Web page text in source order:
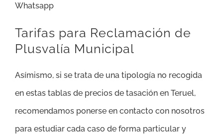
Whatsapp
Tarifas para Reclamación de
Plusvalía Municipal
Asímismo, si se trata de una tipología no recogida
en estas tablas de precios de tasación en Teruel,
recomendamos ponerse en contacto con nosotros
para estudiar cada caso de forma particular y